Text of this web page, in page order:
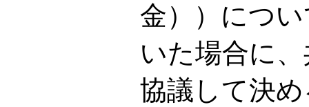
金））につ
いた場合に
協議して決